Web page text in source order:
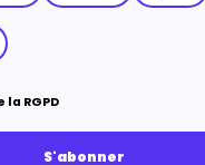
la RGPD